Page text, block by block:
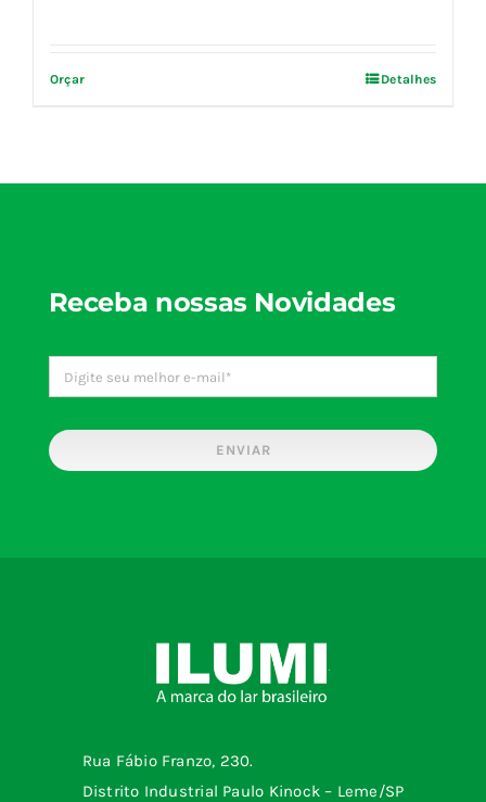
Orçar Detalhes
Receba nossas Novidades
ENVIAR
Rua Fábio Franzo, 230.
Distrito Industrial Paulo Kinock – Leme/SP